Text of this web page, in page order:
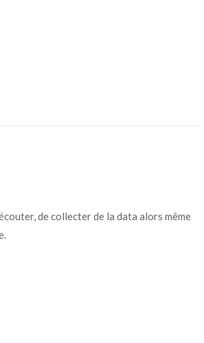
de collecter de la data alors même